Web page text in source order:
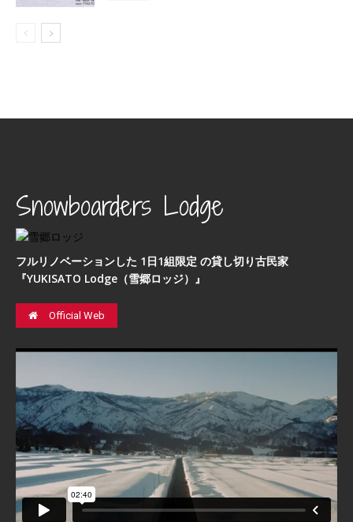
Snowboarders Lodge
フルリノベーションした 1日1組限定 の貸し切り古民家
『YUKISATO Lodge（雪郷ロッジ）』
Official Web